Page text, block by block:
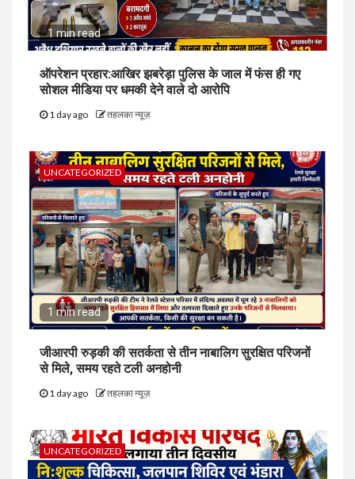
1 min read
ऑपरेशन प्रहार:आखिर झबरेड़ा पुलिस के जाल में फंस ही गए
सोशल मीडिया पर धमकी देने वाले दो आरोपि
1 day ago तहलका न्यूज़
UNCATEGORIZED
1 min read
जीआरपी रुड़की की सतर्कता से तीन नाबालिग सुरक्षित परिजनों
से मिले, समय रहते टली अनहोनी
1 day ago तहलका न्यूज़
UNCATEGORIZED